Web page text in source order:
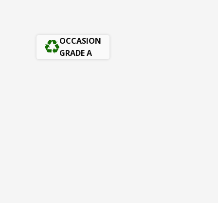
OCCASION
GRADE A